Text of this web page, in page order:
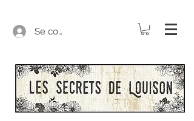
Se connecter